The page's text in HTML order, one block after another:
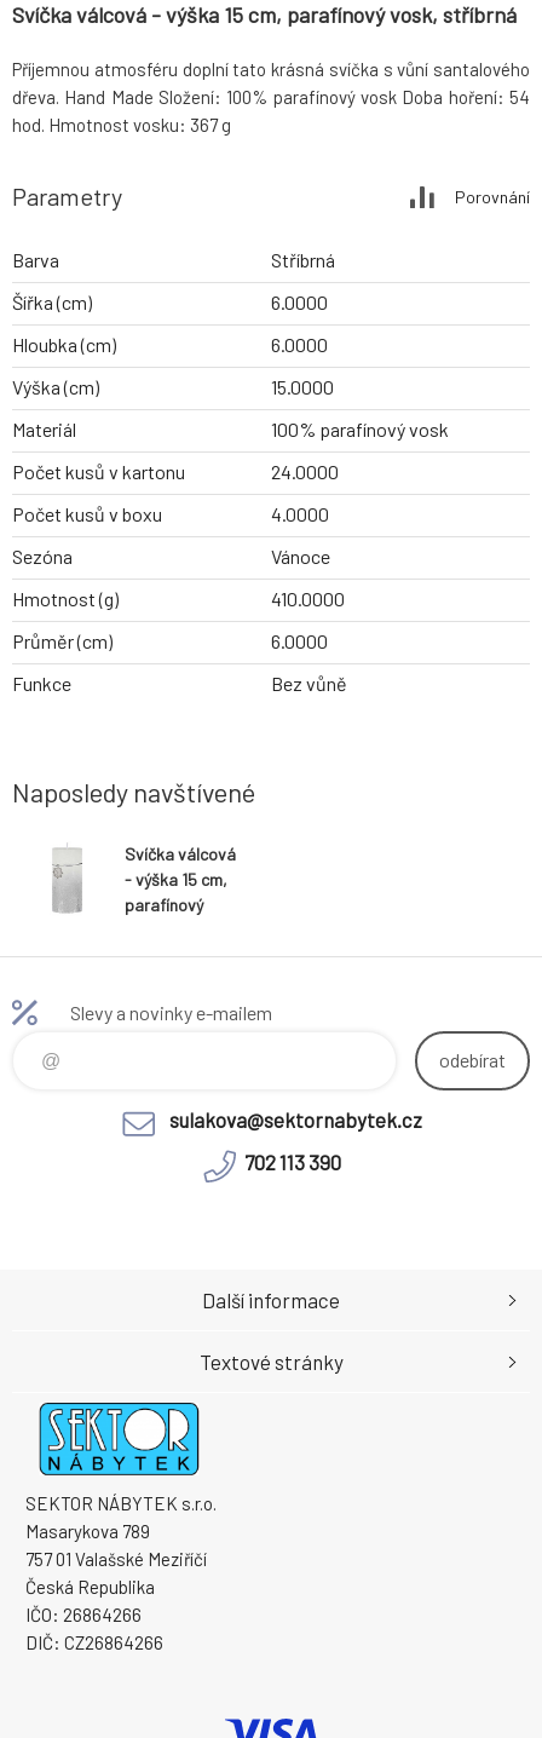
Svíčka válcová - výška 15 cm, parafínový vosk, stříbrná
Příjemnou atmosféru doplní tato krásná svíčka s vůní santalového
dřeva. Hand Made Složení: 100% parafínový vosk Doba hoření: 54
hod. Hmotnost vosku: 367 g
Parametry Porovnání
Barva
Stříbrná
Šířka (cm)
6.0000
Hloubka (cm)
6.0000
Výška (cm)
15.0000
Materiál
100% parafínový vosk
Počet kusů v kartonu
24.0000
Počet kusů v boxu
4.0000
Sezóna
Vánoce
Hmotnost (g)
410.0000
Průměr (cm)
6.0000
Funkce
Bez vůně
Naposledy navštívené
Svíčka válcová
- výška 15 cm,
parafínový
Slevy a novinky e-mailem
odebírat
sulakova@sektornabytek.cz
702 113 390
SEKTOR NÁBYTEK s.r.o.
Masarykova 789
757 01 Valašské Meziříčí
Česká Republika
IČO: 26864266
DIČ: CZ26864266
Další informace
Textové stránky